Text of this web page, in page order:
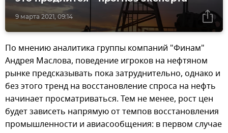
9 марта 2021, 09:14
По мнению аналитика группы компаний "Финам"
Андрея Маслова, поведение игроков на нефтяном
рынке предсказывать пока затруднительно, однако и
без этого тренд на восстановление спроса на нефть
начинает просматриваться. Тем не менее, рост цен
будет зависеть напрямую от темпов восстановления
промышленности и авиасообщения: в первом случае